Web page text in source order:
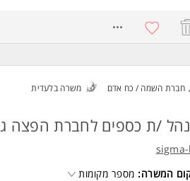
בתוכנות שכר ונוכחות
מעמיקה עם דיני עבודה ורגולציה בתחום
עבודה עצמאית, דיוק ויחסי אנוש טובים
משרות ומידע על מלם תים >
חברת השמה / כח אדם משרה בלעדית
/ת כספים לחברת הפצה
המשרה: מספר מקומות